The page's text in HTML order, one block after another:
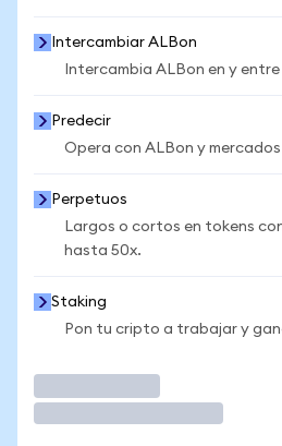
Intercambiar ALBon
Intercambia ALBon en y
Predecir
Opera con ALBon y
Perpetuos
Largos o cortos en tokens
hasta 50x.
Staking
Pon tu cripto a trabajar y